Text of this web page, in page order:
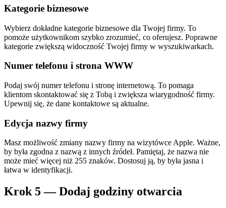
Kategorie biznesowe
Wybierz dokładne kategorie biznesowe dla Twojej firmy. To
pomoże użytkownikom szybko zrozumieć, co oferujesz. Poprawne
kategorie zwiększą widoczność Twojej firmy w wyszukiwarkach.
Numer telefonu i strona WWW
Podaj swój numer telefonu i stronę internetową. To pomaga
klientom skontaktować się z Tobą i zwiększa wiarygodność firmy.
Upewnij się, że dane kontaktowe są aktualne.
Edycja nazwy firmy
Masz możliwość zmiany nazwy firmy na wizytówce Apple. Ważne,
by była zgodna z nazwą z innych źródeł. Pamiętaj, że nazwa nie
może mieć więcej niż 255 znaków. Dostosuj ją, by była jasna i
łatwa w identyfikacji.
Krok 5 — Dodaj godziny otwarcia